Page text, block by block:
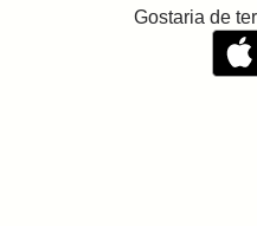
Gostaria de